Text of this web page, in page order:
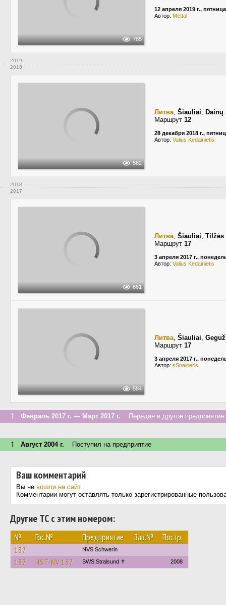
785
12 апреля 2019 г., пятница
Автор: Mettal
2019
2018
562
Литва, Šiauliai, Dainų
Маршрут 12
28 декабря 2018 г.,
Автор: Valius Kedainietis
2018
2017
661
Литва, Šiauliai, Tilžės
Маршрут 17
3 апреля 2017 г.,
Автор: Valius Kedainietis
584
Литва, Šiauliai,
Маршрут 17
3 апреля 2017 г.,
Автор: sSnaiperis
↑ Февраль 2017 г. — Март 2017 г. Передан в другое предприятие
↑ Август 2004 г. Поступил на предприятие
Ваш комментарий
Вы не вошли на сайт.
Комментарии могут оставлять только зарегистрированные
Другие ТС с этим номером:
№ Гос.№ Предприятие Зав.№ Постр.
137 NVS Schwerin
137 HST-NV 137 SWS Stralsund ✝ 2008